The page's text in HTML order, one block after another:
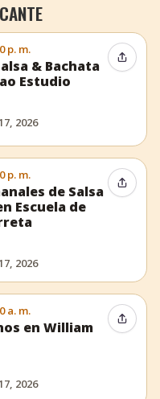
p. m.
& Bachata
Estudio
2026
p. m.
de Salsa
Escuela de
2026
a. m.
en William
2026